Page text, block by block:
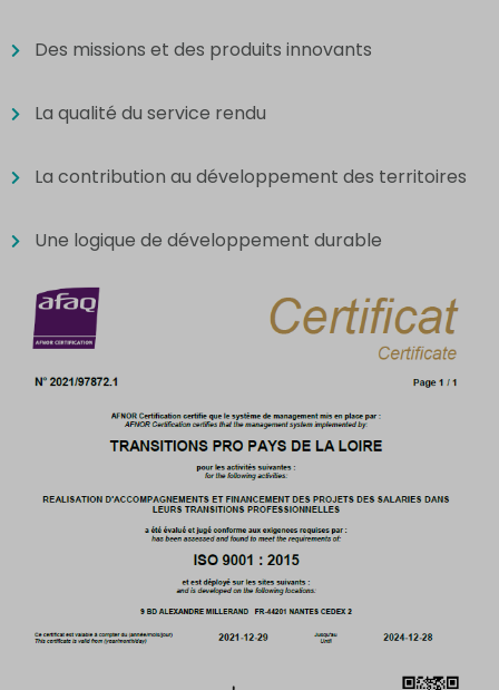
Des missions et des produits innovants
La qualité du service rendu
La contribution au développement des territoires
Une logique de développement durable